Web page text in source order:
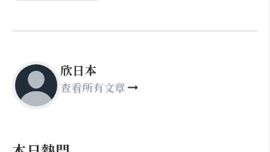
欣日本
查看所有文章